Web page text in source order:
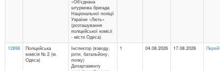
«Об’єднана
штурмова бригада
Національної поліції
України «Лють»
(розташування
поліцейської комісії
- місто Одеса)
12898
Поліцейська
комісія № 2 (м.
Одеса)
Інспектор (взводу,
роти, батальйону,
полку)
Департаменту
1 04.08.2026 17.08.2026